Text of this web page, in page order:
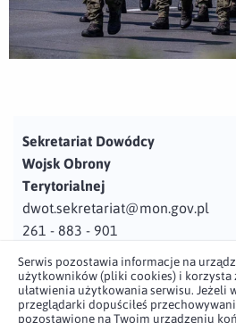
Sekretariat Dowódcy
Wojsk Obrony
Terytorialnej
dwot.sekretariat@mon.gov.pl
261 - 883 - 901
Adres
ul. Juzistek 2
05-131 Zegrze
Serwis pozostawia informacje na
użytkowników (pliki cookies) i
ułatwienia użytkowania serwisu. Jeżeli
przeglądarki dopuściłeś
pozostawione na Twoim urządzeniu